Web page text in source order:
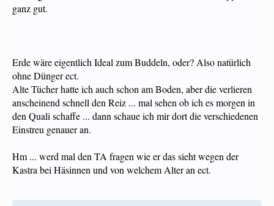
ganz gut.
Erde wäre eigentlich Ideal zum Buddeln, oder? Also natürlich
ohne Dünger ect.
Alte Tücher hatte ich auch schon am Boden, aber die verlieren
anscheinend schnell den Reiz ... mal sehen ob ich es morgen in
den Quali schaffe ... dann schaue ich mir dort die verschiedenen
Einstreu genauer an.
Hm ... werd mal den TA fragen wie er das sieht wegen der
Kastra bei Häsinnen und von welchem Alter an ect.